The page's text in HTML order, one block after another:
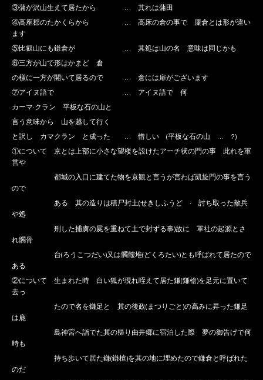
③蒲が沢山生えて居たから … 其れは蒲田
④高座郡のたかくらから … 高床の倉の事で 廩倉とは形が違い
ます
⑤比叡山にも鎌倉が … 其処は山の名 意味は同じかも
⑥三方が山で形はかまど 倉
の様に一方が開いて居るので … 倉には扉がございます
⑦アイヌ語で … アイヌ語で 何
カーマ·クラン 平板な石の山と
言う意味から 山を越して行く
と訳し カマクラン と成った … 惜しい (平板な石の山 … ?)
①について 京とは上部に小さな望楼を設けたアーチ状の門の事 此れを軍
営や
都城の入口に建てた物を京観と言うが言わば凱旋門の事を言う
ので
ある 其の造りは積尸封土(せきしふうど · 討ち取った敵兵
や処
刑した捕虜の屍を重ねて土で封ずる事)故に 軍社の起源とさ
れ髑骨
台(ろうこつだい)又は髑髏堆(どくろたい)とも呼ばれて居たので
ある
②について 生まれた時 白い狐が現れ咥えて居た鎌(鎌槍)を足元に置いて
去っ
たので名を鎌足と 其の後政(まつりごと)の高みに昇った鎌足
は鹿
島神宮へ詣でた其の帰り由井郷に宿泊した際 夢の御告げで何
時も
持ち歩いて居た鎌(鎌槍)を其の地に埋めたので鎌倉と呼ばれた
のだ